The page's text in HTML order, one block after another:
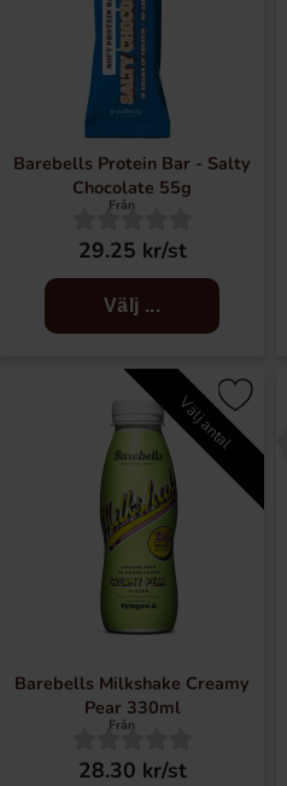
Barebells Protein Bar - Salty
Chocolate 55g
Från
29.25 kr/st
Välj ...
Välj antal
Barebells Milkshake Creamy
Pear 330ml
Från
28.30 kr/st